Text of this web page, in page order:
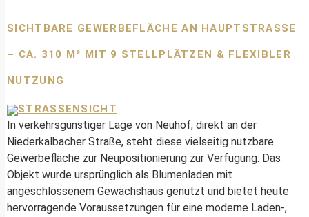
SICHTBARE GEWERBEFLÄCHE AN HAUPTSTRASSE –
CA. 310 M² MIT 9 STELLPLÄTZEN & FLEXIBLER N
UTZUNG
In verkehrsgünstiger Lage von Neuhof, direkt an der
Niederkalbacher Straße, steht diese vielseitig nutzbare
Gewerbefläche zur Neupositionierung zur Verfügung. Das
Objekt wurde ursprünglich als Blumenladen mit
angeschlossenem Gewächshaus genutzt und bietet heute
hervorragende Voraussetzungen für eine moderne Laden-,